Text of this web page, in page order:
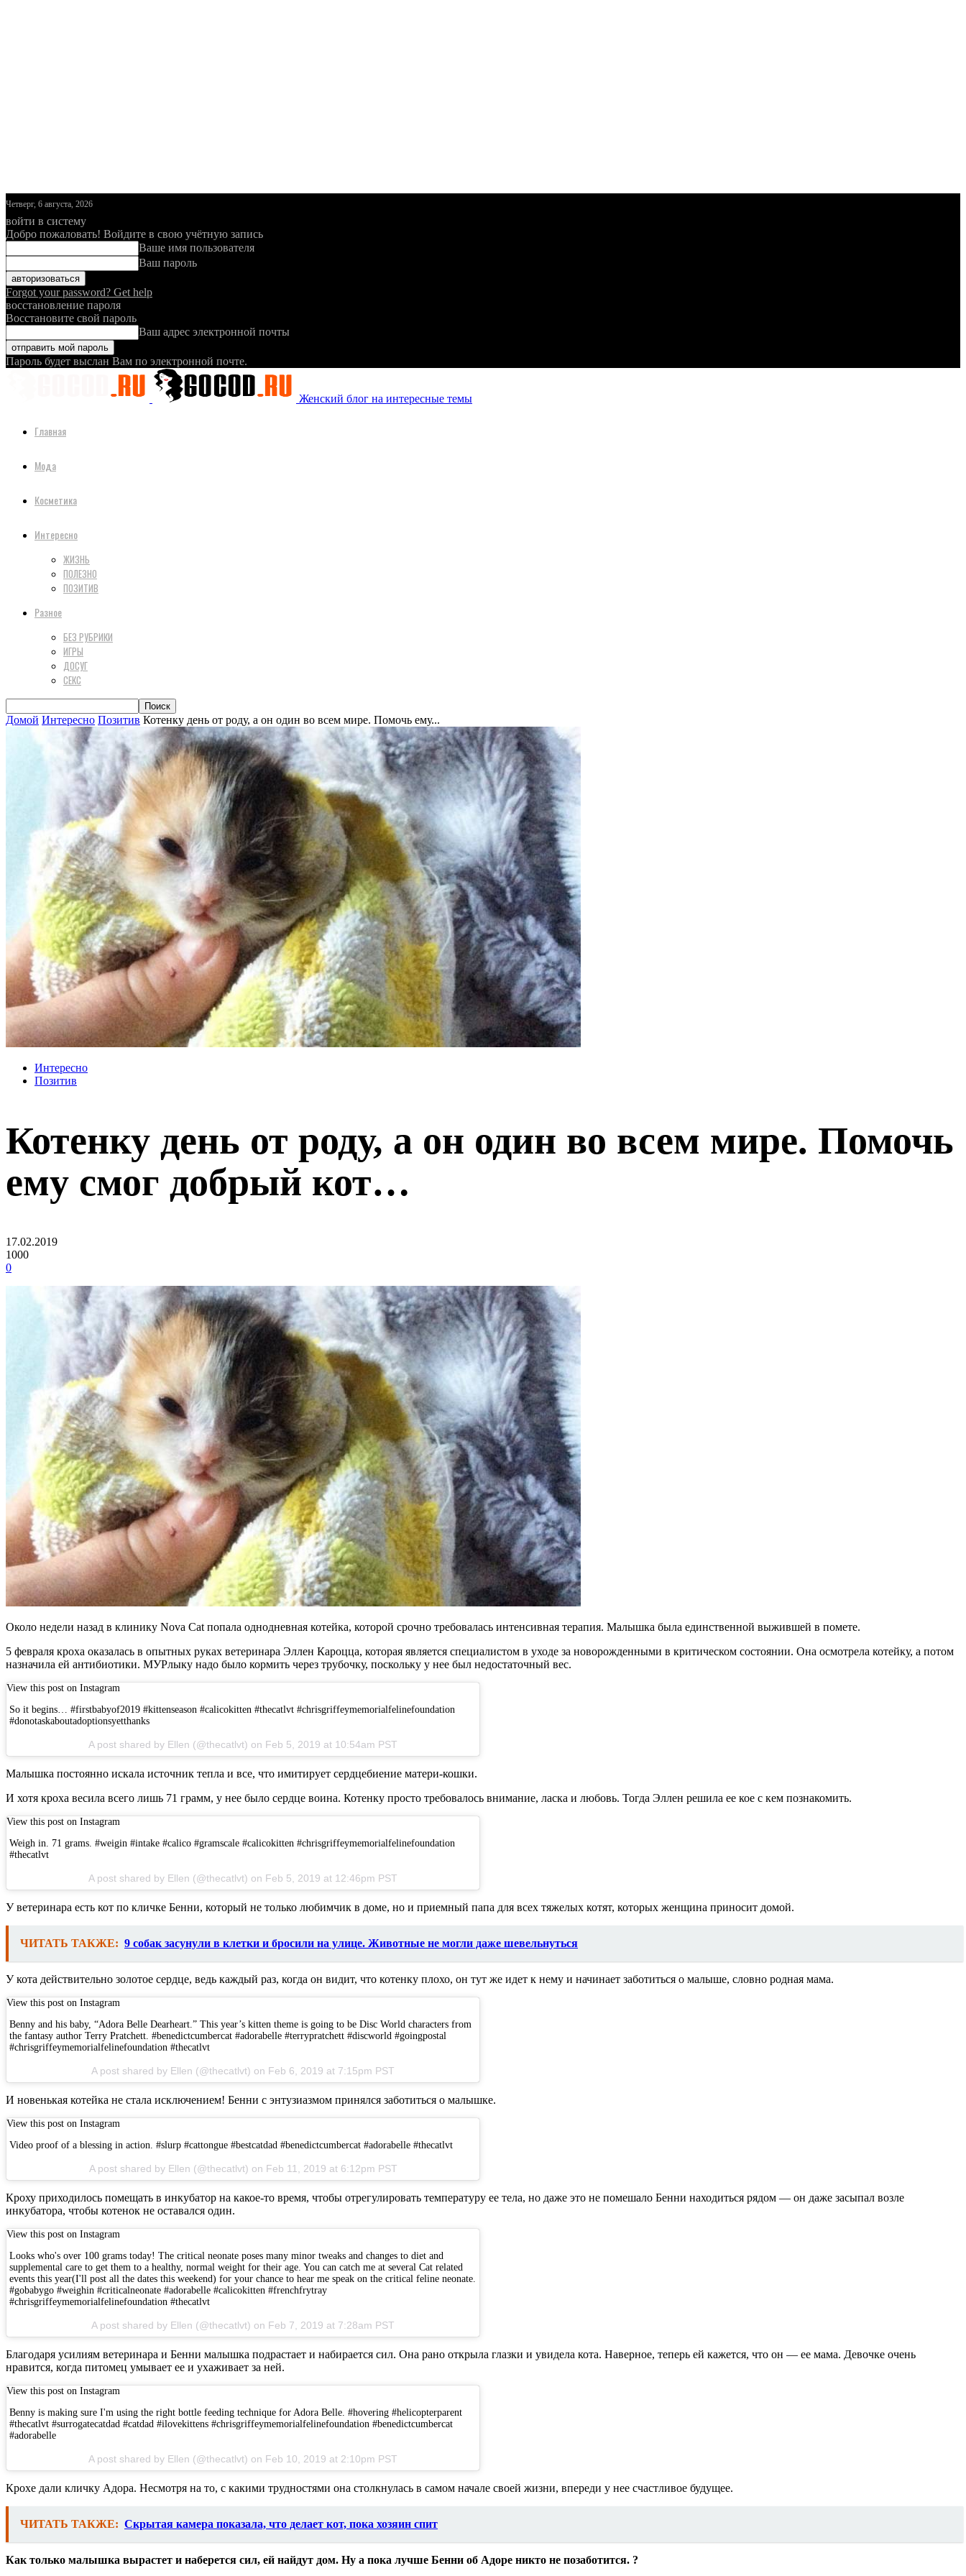
Четверг, 6 августа, 2026
войти в систему
Добро пожаловать! Войдите в свою учётную запись
Ваше имя пользователя
Ваш пароль
Forgot your password? Get help
восстановление пароля
Восстановите свой пароль
Ваш адрес электронной почты
Пароль будет выслан Вам по электронной почте.
Женский блог на интересные темы
Главная
Мода
Косметика
Интересно
ЖИЗНЬ
ПОЛЕЗНО
ПОЗИТИВ
Разное
БЕЗ РУБРИКИ
ИГРЫ
ДОСУГ
СЕКС
Домой Интересно Позитив Котенку день от роду, а он один во всем мире. Помочь ему...
Интересно
Позитив
Котенку день от роду, а он один во всем мире. Помочь
ему смог добрый кот…
17.02.2019
1000
0
Около недели назад в клинику Nova Cat попала однодневная котейка, которой срочно требовалась интенсивная терапия. Малышка была единственной выжившей в помете.
5 февраля кроха оказалась в опытных руках ветеринара Эллен Кароцца, которая является специалистом в уходе за новорожденными в критическом состоянии. Она осмотрела котейку, а потом
назначила ей антибиотики. МУРлыку надо было кормить через трубочку, поскольку у нее был недостаточный вес.
View this post on Instagram
So it begins… #firstbabyof2019 #kittenseason #calicokitten #thecatlvt #chrisgriffeymemorialfelinefoundation
#donotaskaboutadoptionsyetthanks
A post shared by Ellen (@thecatlvt) on Feb 5, 2019 at 10:54am PST
Малышка постоянно искала источник тепла и все, что имитирует сердцебиение матери-кошки.
И хотя кроха весила всего лишь 71 грамм, у нее было сердце воина. Котенку просто требовалось внимание, ласка и любовь. Тогда Эллен решила ее кое с кем познакомить.
View this post on Instagram
Weigh in. 71 grams. #weigin #intake #calico #gramscale #calicokitten #chrisgriffeymemorialfelinefoundation
#thecatlvt
A post shared by Ellen (@thecatlvt) on Feb 5, 2019 at 12:46pm PST
У ветеринара есть кот по кличке Бенни, который не только любимчик в доме, но и приемный папа для всех тяжелых котят, которых женщина приносит домой.
ЧИТАТЬ ТАКЖЕ: 9 собак засунули в клетки и бросили на улице. Животные не могли даже шевельнуться
У кота действительно золотое сердце, ведь каждый раз, когда он видит, что котенку плохо, он тут же идет к нему и начинает заботиться о малыше, словно родная мама.
View this post on Instagram
Benny and his baby, “Adora Belle Dearheart.” This year’s kitten theme is going to be Disc World characters from
the fantasy author Terry Pratchett. #benedictcumbercat #adorabelle #terrypratchett #discworld #goingpostal
#chrisgriffeymemorialfelinefoundation #thecatlvt
A post shared by Ellen (@thecatlvt) on Feb 6, 2019 at 7:15pm PST
И новенькая котейка не стала исключением! Бенни с энтузиазмом принялся заботиться о малышке.
View this post on Instagram
Video proof of a blessing in action. #slurp #cattongue #bestcatdad #benedictcumbercat #adorabelle #thecatlvt
A post shared by Ellen (@thecatlvt) on Feb 11, 2019 at 6:12pm PST
Кроху приходилось помещать в инкубатор на какое-то время, чтобы отрегулировать температуру ее тела, но даже это не помешало Бенни находиться рядом — он даже засыпал возле
инкубатора, чтобы котенок не оставался один.
View this post on Instagram
Looks who's over 100 grams today! The critical neonate poses many minor tweaks and changes to diet and
supplemental care to get them to a healthy, normal weight for their age. You can catch me at several Cat related
events this year(I'll post all the dates this weekend) for your chance to hear me speak on the critical feline neonate.
#gobabygo #weighin #criticalneonate #adorabelle #calicokitten #frenchfrytray
#chrisgriffeymemorialfelinefoundation #thecatlvt
A post shared by Ellen (@thecatlvt) on Feb 7, 2019 at 7:28am PST
Благодаря усилиям ветеринара и Бенни малышка подрастает и набирается сил. Она рано открыла глазки и увидела кота. Наверное, теперь ей кажется, что он — ее мама. Девочке очень
нравится, когда питомец умывает ее и ухаживает за ней.
View this post on Instagram
Benny is making sure I'm using the right bottle feeding technique for Adora Belle. #hovering #helicopterparent
#thecatlvt #surrogatecatdad #catdad #ilovekittens #chrisgriffeymemorialfelinefoundation #benedictcumbercat
#adorabelle
A post shared by Ellen (@thecatlvt) on Feb 10, 2019 at 2:10pm PST
Крохе дали кличку Адора. Несмотря на то, с какими трудностями она столкнулась в самом начале своей жизни, впереди у нее счастливое будущее.
ЧИТАТЬ ТАКЖЕ: Скрытая камера показала, что делает кот, пока хозяин спит
Как только малышка вырастет и наберется сил, ей найдут дом. Ну а пока лучше Бенни об Адоре никто не позаботится. ?